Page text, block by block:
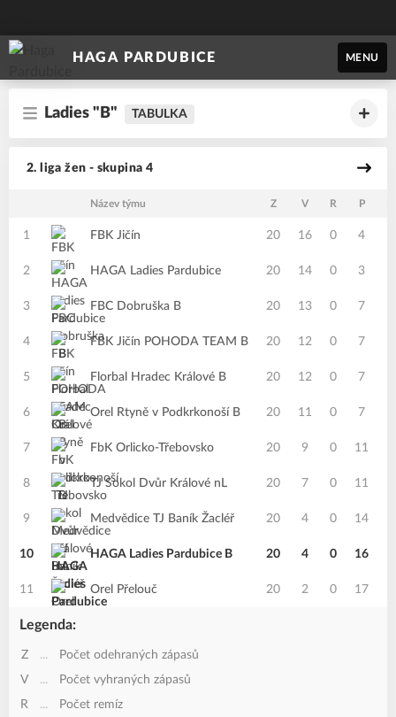
HAGA PARDUBICE MENU
Ladies "B" TABULKA
2. liga žen - skupina 4
Název týmu Z V R P
1 FBK Jičín 20 16 0 4
2 HAGA Ladies Pardubice 20 14 0 3
3 FBC Dobruška B 20 13 0 7
4 FBK Jičín POHODA TEAM B 20 12 0 7
5 Florbal Hradec Králové B 20 12 0 7
6 Orel Rtyně v Podkrkonoší B 20 11 0 7
7 FbK Orlicko-Třebovsko 20 9 0 11
8 TJ Sokol Dvůr Králové nL 20 7 0 11
9 Medvědice TJ Baník Žacléř 20 4 0 14
10 HAGA Ladies Pardubice B 20 4 0 16
11 Orel Přelouč 20 2 0 17
Legenda:
Z ...
Počet odehraných zápasů
V
...
Počet vyhraných zápasů
R
...
Počet remíz